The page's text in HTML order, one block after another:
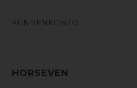
KUNDENKONTO
HORSEVEN